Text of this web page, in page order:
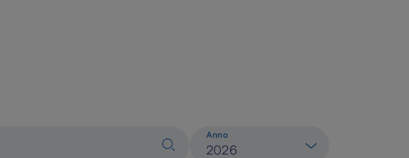
Anno
2026